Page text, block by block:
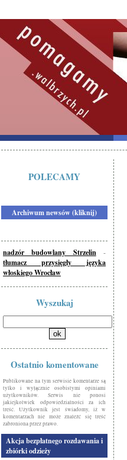
POLECAMY
Archiwum newsów (kliknij)
nadzór budowlany Strzelin -
tłumacz przysięgły języka
włoskiego Wrocław
Wyszukaj
Ostatnio komentowane
Publikowane na tym serwisie komentarze są
tylko i wyłącznie osobistymi opiniami
użytkowników. Serwis nie ponosi
jakiejkolwiek odpowiedzialności za ich
treść. Użytkownik jest świadomy, iż w
komentarzach nie może znaleźć się treść
zabroniona przez prawo.
Akcja bezpłatnego rozdawania i
zbiórki odzieży